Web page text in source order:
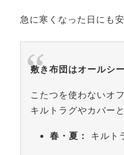
急に寒くなった日にも安
敷き布団はオールシ
こたつを使わないオ
キルトラグやカバー
春・夏： キルト